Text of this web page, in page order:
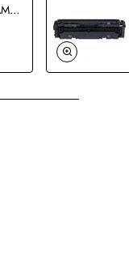
CARTOUCHE DE TAMBOUR CANON 049 2165C001AA COMPATIBLE